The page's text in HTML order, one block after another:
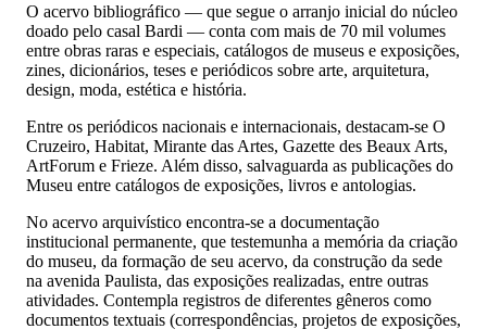
O acervo bibliográfico — que segue o arranjo inicial do núcleo
doado pelo casal Bardi — conta com mais de 70 mil volumes
entre obras raras e especiais, catálogos de museus e exposições,
zines, dicionários, teses e periódicos sobre arte, arquitetura,
design, moda, estética e história.
Entre os periódicos nacionais e internacionais, destacam-se O
Cruzeiro, Habitat, Mirante das Artes, Gazette des Beaux Arts,
ArtForum e Frieze. Além disso, salvaguarda as publicações do
Museu entre catálogos de exposições, livros e antologias.
No acervo arquivístico encontra-se a documentação
institucional permanente, que testemunha a memória da criação
do museu, da formação de seu acervo, da construção da sede
na avenida Paulista, das exposições realizadas, entre outras
atividades. Contempla registros de diferentes gêneros como
documentos textuais (correspondências, projetos de exposições,